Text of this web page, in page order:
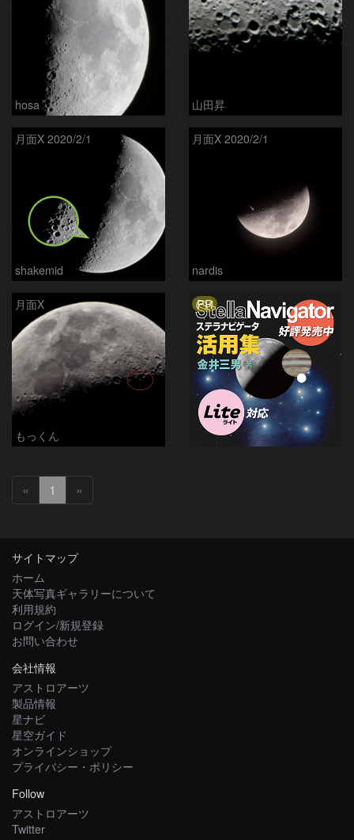
hosa 山田昇
月面X 2020/2/1
shakemid
月面X 2020/2/1
nardis
月面X
もっくん
PR
« 1 »
サイトマップ
ホーム
天体写真ギャラリーについて
利用規約
ログイン/新規登録
お問い合わせ
会社情報
アストロアーツ
製品情報
星ナビ
星空ガイド
オンラインショップ
プライバシー・ポリシー
Follow
アストロアーツ
Twitter